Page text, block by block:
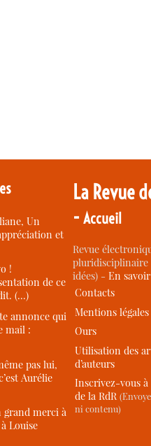
Un
et
!
de ce
(…)
annonce qui
mail :
pas lui,
Aurélie
grand merci à
Louise
La Revue
-Accueil
Revue
idées) -En
Contacts
Mentions légales
Ours
Utilisation des
d’auteurs
Inscrivez-vous
de la RdR
ni contenu)